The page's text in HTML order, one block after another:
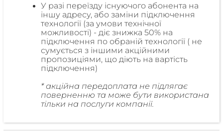
У разі переїзду існуючого абонента на
іншу адресу, або заміни підключення
технології (за умови технічної
можливості) - діє знижка 50% на
підключення по обраній технології ( не
сумується з іншими акційними
пропозиціями, що діють на вартість
підключення)
* акційна передоплата не підлягає
поверненню та може бути використана
тільки на послуги компанії.